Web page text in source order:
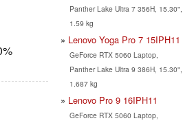
Panther Lake Ultra 7 356H, 15.30",
1.59 kg
Lenovo Yoga Pro 7 15IPH11
GeForce RTX 5060 Laptop,
Panther Lake Ultra 9 386H, 15.30",
1.687 kg
Lenovo Pro 9 16IPH11
GeForce RTX 5060 Laptop,